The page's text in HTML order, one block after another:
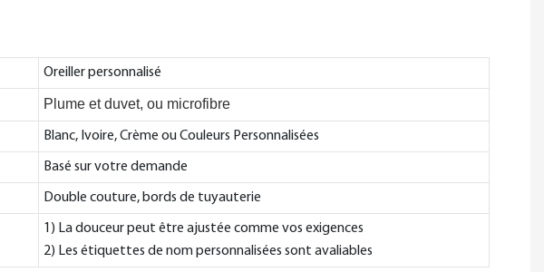
Oreiller personnalisé
Plume et duvet, ou microfibre
Blanc, Ivoire, Crème ou Couleurs Personnalisées
Basé sur votre demande
Double couture, bords de tuyauterie
1) La douceur peut être ajustée comme vos exigences
2) Les étiquettes de nom personnalisées sont avaliables